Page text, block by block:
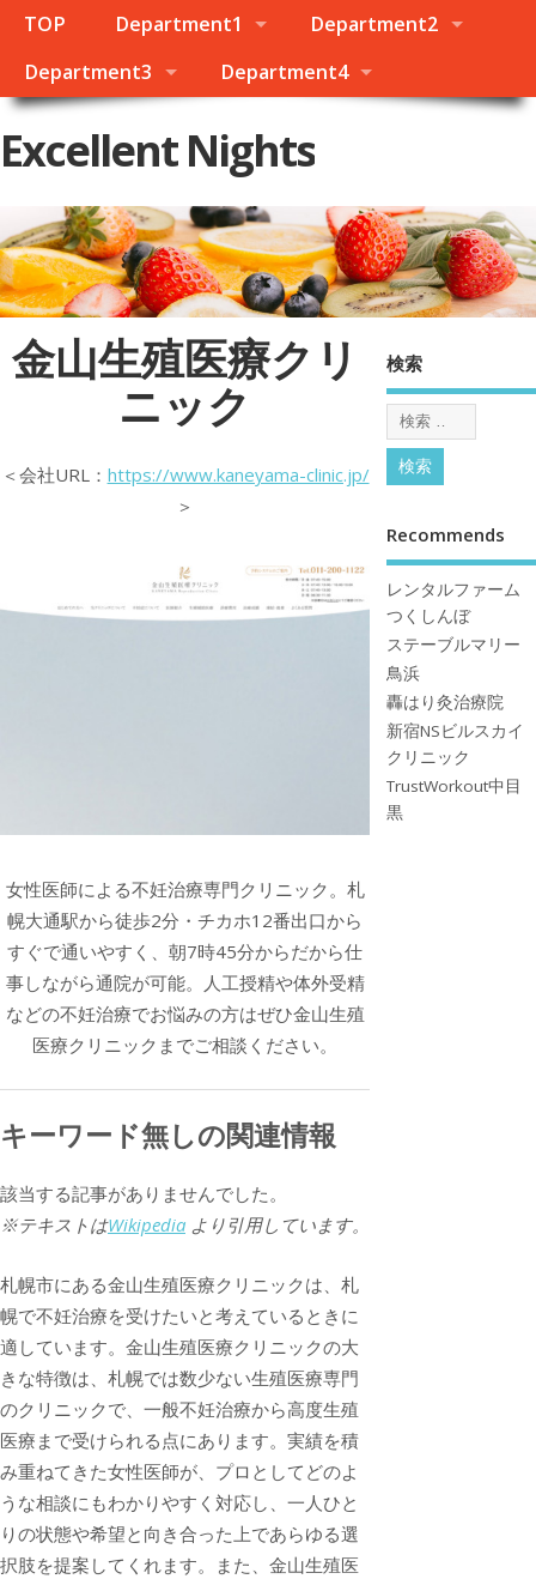
TOP Department1
Department2
Department3
Department4
Excellent Nights
金山生殖医療クリ
ニック
＜会社URL： https://www.kaneyama-clinic.jp/
＞
女性医師による不妊治療専門クリニック。札
幌大通駅から徒歩2分・チカホ12番出口から
すぐで通いやすく、朝7時45分からだから仕
事しながら通院が可能。人工授精や体外受精
などの不妊治療でお悩みの方はぜひ金山生殖
医療クリニックまでご相談ください。
キーワード無しの関連情報
該当する記事がありませんでした。
※テキストはWikipedia より引用しています。
札幌市にある金山生殖医療クリニックは、札
幌で不妊治療を受けたいと考えているときに
適しています。金山生殖医療クリニックの大
きな特徴は、札幌では数少ない生殖医療専門
のクリニックで、一般不妊治療から高度生殖
医療まで受けられる点にあります。実績を積
み重ねてきた女性医師が、プロとしてどのよ
うな相談にもわかりやすく対応し、一人ひと
りの状態や希望と向き合った上であらゆる選
択肢を提案してくれます。また、金山生殖医
検索
Recommends
レンタルファーム
つくしんぼ
ステーブルマリー
鳥浜
轟はり灸治療院
新宿NSビルスカイ
クリニック
TrustWorkout中目
黒